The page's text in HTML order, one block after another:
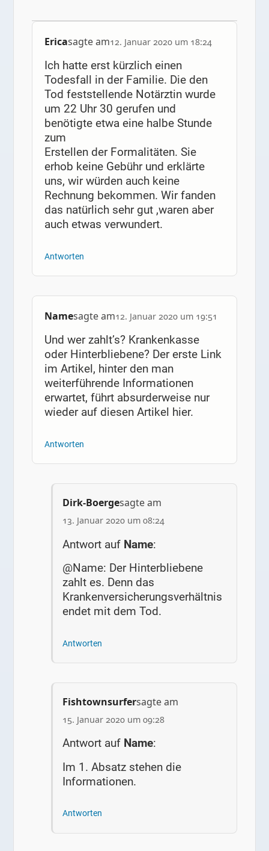
Ericasagte am12. Januar 2020 um 18:24
Ich hatte erst kürzlich einen
Todesfall in der Familie. Die den
Tod feststellende Notärztin wurde
um 22 Uhr 30 gerufen und
benötigte etwa eine halbe Stunde
zum
Erstellen der Formalitäten. Sie
erhob keine Gebühr und erklärte
uns, wir würden auch keine
Rechnung bekommen. Wir fanden
das natürlich sehr gut ,waren aber
auch etwas verwundert.
Antworten
Namesagte am12. Januar 2020 um 19:51
Und wer zahlt’s? Krankenkasse
oder Hinterbliebene? Der erste Link
im Artikel, hinter den man
weiterführende Informationen
erwartet, führt absurderweise nur
wieder auf diesen Artikel hier.
Antworten
Dirk-Boergesagte am
13. Januar 2020 um 08:24
Antwort auf Name:
@Name: Der Hinterbliebene
zahlt es. Denn das
Krankenversicherungsverhältnis
endet mit dem Tod.
Antworten
Fishtownsurfersagte am
15. Januar 2020 um 09:28
Antwort auf Name:
Im 1. Absatz stehen die
Informationen.
Antworten